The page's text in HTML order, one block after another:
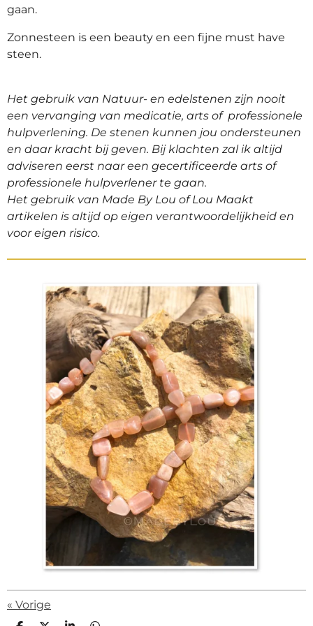
gaan.
Zonnesteen is een beauty en een fijne must have
steen.
Het gebruik van Natuur- en edelstenen zijn nooit
een vervanging van medicatie, arts of professionele
hulpverlening. De stenen kunnen jou ondersteunen
en daar kracht bij geven. Bij klachten zal ik altijd
adviseren eerst naar een gecertificeerde arts of
professionele hulpverlener te gaan.
Het gebruik van Made By Lou of Lou Maakt
artikelen is altijd op eigen verantwoordelijkheid en
voor eigen risico.
« Vorige